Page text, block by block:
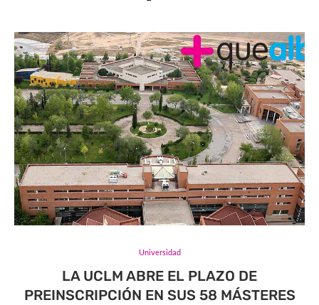
Universidad
LA UCLM ABRE EL PLAZO DE
PREINSCRIPCIÓN EN SUS 58 MÁSTERES